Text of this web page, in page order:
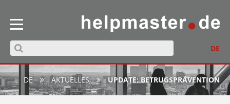
DE
DE AKTUELLES UPDATE: BETRUGSPRÄVENTION